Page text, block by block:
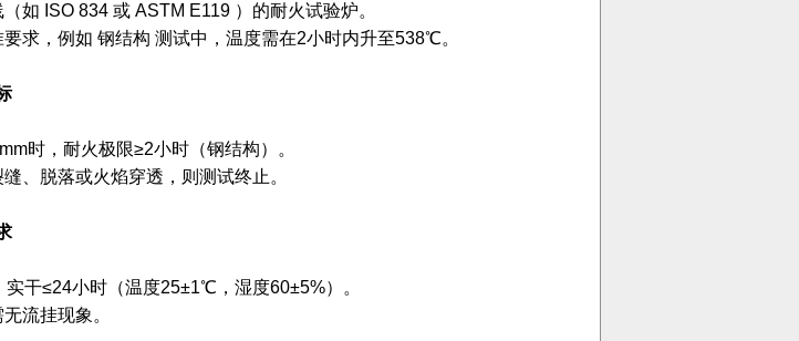
如 ISO 834 或 ASTM E119 ）的耐火试验炉。
求，例如 钢结构 测试中，温度需在2小时内升至538℃。
时，耐火极限≥2小时（钢结构）。
、脱落或火焰穿透，则测试终止。
干≤24小时（温度25±1℃，湿度60±5%）。
流挂现象。